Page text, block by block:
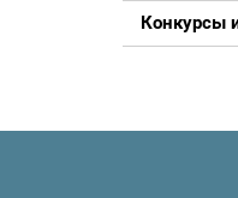
Конкурсы